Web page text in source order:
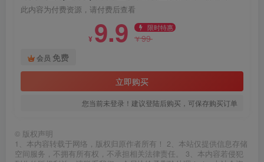
此内容为付费资源，请付费后查看
¥ 9.9 限时特惠
¥99
会员 免费
立即购买
您当前未登录！建议登陆后购买，可保存购买订单
© 版权声明
1、本内容转载于网络，版权归原作者所有！ 2、本站仅提供信息存储
空间服务，不拥有所有权，不承担相关法律责任。 3、本内容若侵犯